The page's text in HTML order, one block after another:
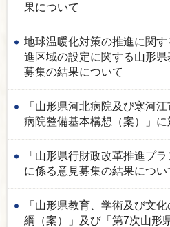
果について
地球温暖化対策の推進に関
進区域の設定に関する山形
募集の結果について
「山形県河北病院及び寒河
病院整備基本構想（案）」
「山形県行財政改革推進プ
に係る意見募集の結果につい
「山形県教育、学術及び文
綱（案）」及び「第7次山形